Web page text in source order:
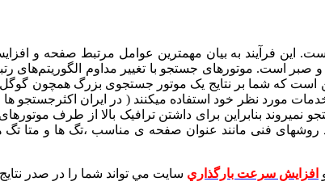
این فرآیند به بیان مهمترین عوامل مرتبط صفحه و
صبر است. موتور‌های جستجو با تغییر مداوم الگوریتم‌های
که شما بر نتایج یک موتور جستجوی بزرگ همچون گوگل
مورد نظر خود استفاده میکنند ( در ایران اکثرجستجو
نمیروند بنابراین برای داشتن ترافیک بالا از طرف
روشهای فنی مانند عنوان صفحه ی مناسب ،تگ ها و متا
افزايش سرعت بارگذاري سايت مي تواند شما را در صدر